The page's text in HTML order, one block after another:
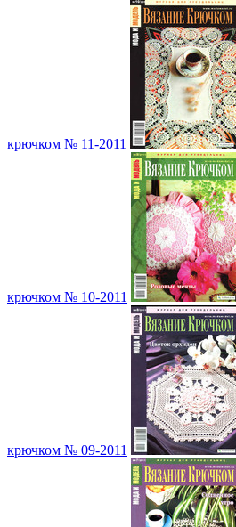
крючком № 11-2011
крючком № 10-2011
крючком № 09-2011